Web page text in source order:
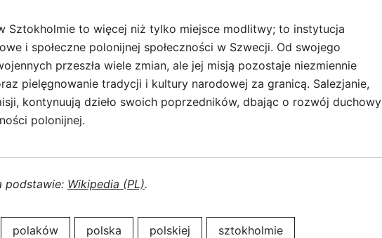
Sztokholmie to więcej niż tylko miejsce modlitwy; to instytucja
i społeczne polonijnej społeczności w Szwecji. Od swojego
przeszła wiele zmian, ale jej misją pozostaje niezmiennie
pielęgnowanie tradycji i kultury narodowej za granicą. Salezjanie,
kontynuują dzieło swoich poprzedników, dbając o rozwój duchowy
polonijnej.
podstawie: Wikipedia (PL).
polaków polska polskiej sztokholmie